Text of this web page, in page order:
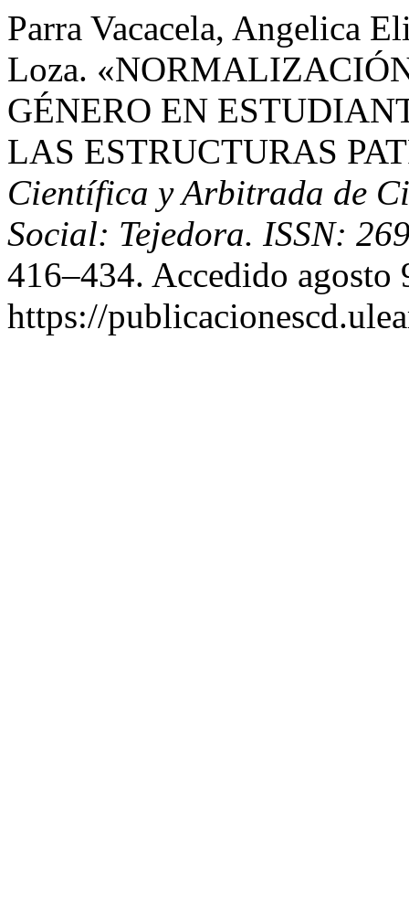
Parra Vacacela, Angelica
Loza.
GÉNERO EN
LAS ESTRUCTURAS
Científica y Arbitrada de
Social: Tejedora. ISSN:
416–434. Accedido agosto
https://